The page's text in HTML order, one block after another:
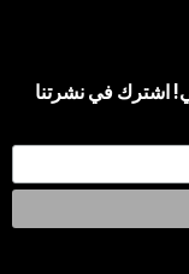
اشترك في نشرتنا